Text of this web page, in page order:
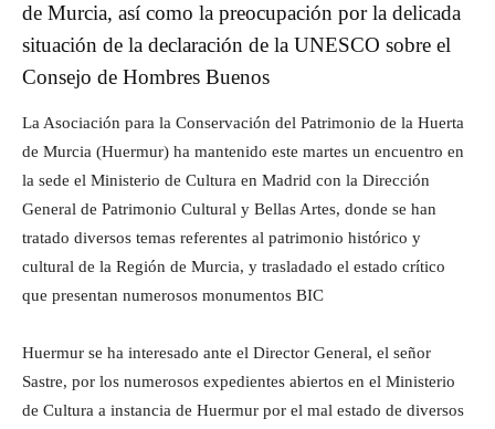
de Murcia, así como la preocupación por la delicada
situación de la declaración de la UNESCO sobre el
Consejo de Hombres Buenos
La Asociación para la Conservación del Patrimonio de la Huerta
de Murcia (Huermur) ha mantenido este martes un encuentro en
la sede el Ministerio de Cultura en Madrid con la Dirección
General de Patrimonio Cultural y Bellas Artes, donde se han
tratado diversos temas referentes al patrimonio histórico y
cultural de la Región de Murcia, y trasladado el estado crítico
que presentan numerosos monumentos BIC
Huermur se ha interesado ante el Director General, el señor
Sastre, por los numerosos expedientes abiertos en el Ministerio
de Cultura a instancia de Huermur por el mal estado de diversos